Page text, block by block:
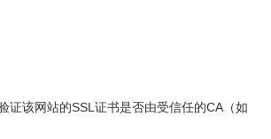
证该网站的SSL证书是否由受信任的CA（如